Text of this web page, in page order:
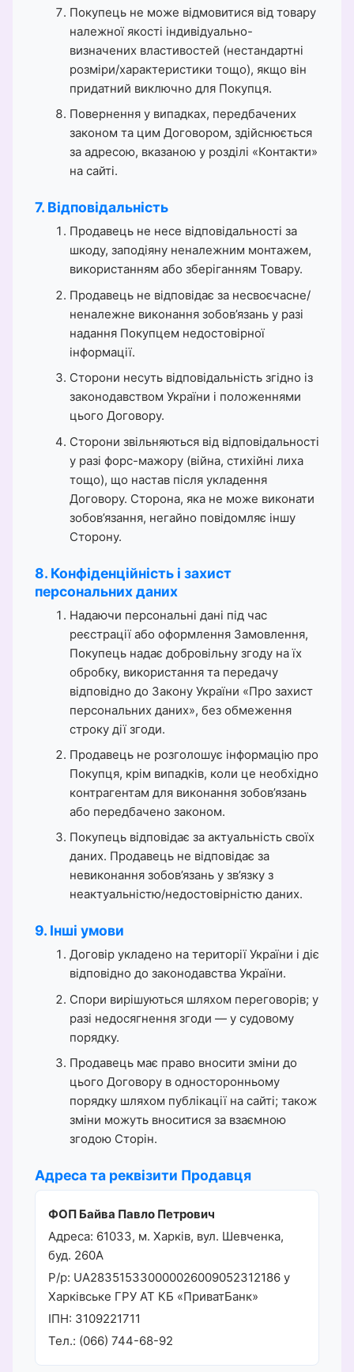
Покупець не може відмовитися від товару
належної якості індивідуально-
визначених властивостей (нестандартні
розміри/характеристики тощо), якщо він
придатний виключно для Покупця.
Повернення у випадках, передбачених
законом та цим Договором, здійснюється
за адресою, вказаною у розділі «Контакти»
на сайті.
7. Відповідальність
Продавець не несе відповідальності за
шкоду, заподіяну неналежним монтажем,
використанням або зберіганням Товару.
Продавець не відповідає за несвоєчасне/
неналежне виконання зобов’язань у разі
надання Покупцем недостовірної
інформації.
Сторони несуть відповідальність згідно із
законодавством України і положеннями
цього Договору.
Сторони звільняються від відповідальності
у разі форс-мажору (війна, стихійні лиха
тощо), що настав після укладення
Договору. Сторона, яка не може виконати
зобов’язання, негайно повідомляє іншу
Сторону.
8. Конфіденційність і захист
персональних даних
Надаючи персональні дані під час
реєстрації або оформлення Замовлення,
Покупець надає добровільну згоду на їх
обробку, використання та передачу
відповідно до Закону України «Про захист
персональних даних», без обмеження
строку дії згоди.
Продавець не розголошує інформацію про
Покупця, крім випадків, коли це необхідно
контрагентам для виконання зобов’язань
або передбачено законом.
Покупець відповідає за актуальність своїх
даних. Продавець не відповідає за
невиконання зобов’язань у зв’язку з
неактуальністю/недостовірністю даних.
9. Інші умови
Договір укладено на території України і діє
відповідно до законодавства України.
Спори вирішуються шляхом переговорів; у
разі недосягнення згоди — у судовому
порядку.
Продавець має право вносити зміни до
цього Договору в односторонньому
порядку шляхом публікації на сайті; також
зміни можуть вноситися за взаємною
згодою Сторін.
Адреса та реквізити Продавця
ФОП Байва Павло Петрович
Адреса: 61033, м. Харків, вул. Шевченка,
буд. 260А
Р/р: UA283515330000026009052312186 у
Харкiвське ГРУ АТ КБ «ПриватБанк»
ІПН: 3109221711
Тел.: (066) 744-68-92